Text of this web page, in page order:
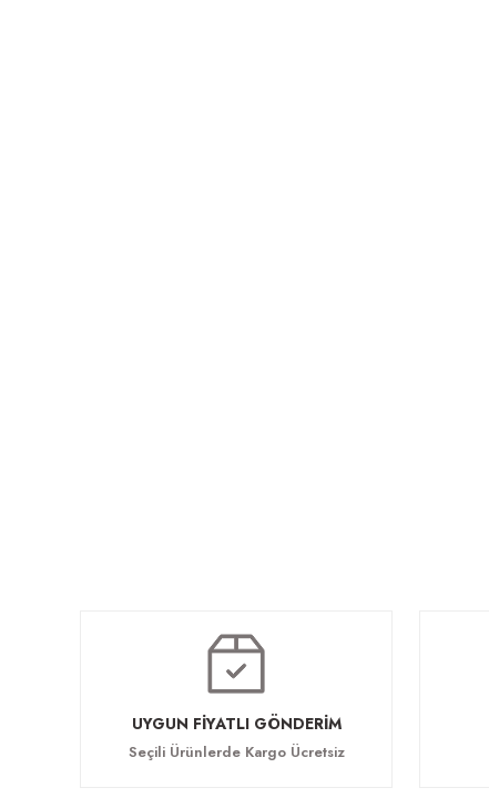
167.692,80 TL
UYGUN FİYATLI GÖNDERİM
Seçili Ürünlerde Kargo Ücretsiz